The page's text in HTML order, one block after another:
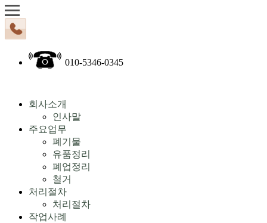
010-5346-0345
회사소개
인사말
주요업무
폐기물
유품정리
폐업정리
철거
처리절차
처리절차
작업사례